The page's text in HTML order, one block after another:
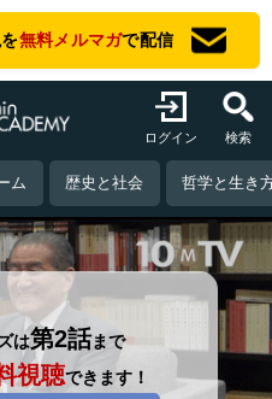
無料メルマガで配信
ログイン 検索
ム 歴史と社会 哲学と生き
は第2話まで
視聴できます！